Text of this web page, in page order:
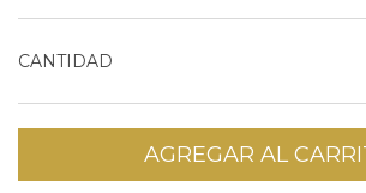
CANTIDAD